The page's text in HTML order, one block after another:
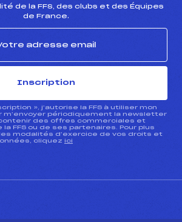
de la FFS, des clubs et des Équipes
de France.
Inscription
», j’autorise la FFS à utiliser mon
m’envoyer périodiquement la newsletter
contenir des offres commerciales et
FFS ou de ses partenaires. Pour plus
modalités d’exercice de vos droits et
cliquez ici